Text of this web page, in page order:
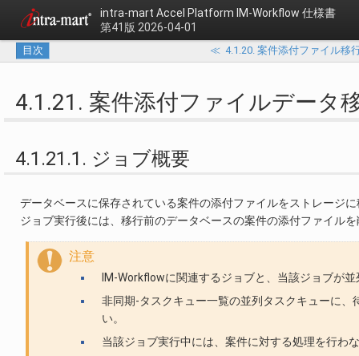
intra-mart Accel Platform IM-Workflow 仕様書
第41版 2026-04-01
目次 ≪ 4.1.20. 案件添付ファイル移
4.1.21. 案件添付ファイルデータ
4.1.21.1. ジョブ概要
データベースに保存されている案件の添付ファイルをストレージ
ジョブ実行後には、移行前のデータベースの案件の添付ファイル
注意
IM-Workflowに関連するジョブと、当該ジョブが
非同期-タスクキュー一覧の並列タスクキューに
い。
当該ジョブ実行中には、案件に対する処理を行わ